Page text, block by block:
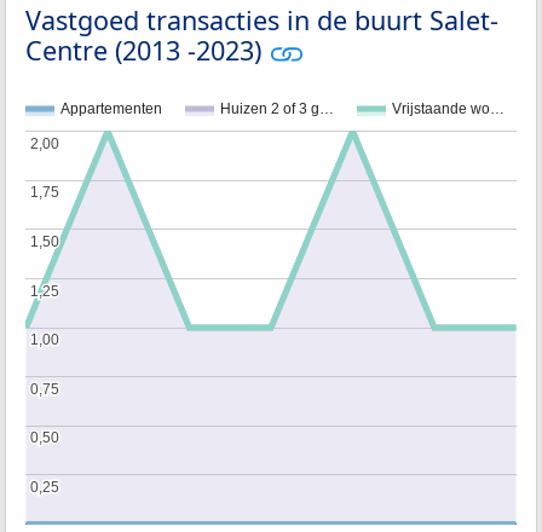
Vastgoed transacties in de buurt Salet-
Centre (2013 -2023)
Appartementen Huizen 2 of 3 g… Vrijstaande wo…
0,25
0,25
0,50
0,50
0,75
0,75
1,00
1,00
1,25
1,25
1,50
1,50
1,75
1,75
2,00
2,00